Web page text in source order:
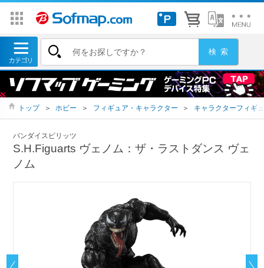
トップ ＞ ホビー ＞ フィギュア・キャラクター ＞ キャラクターフィギ
バンダイスピリッツ
S.H.Figuarts ヴェノム：ザ・ラストダンス ヴェ
ノム